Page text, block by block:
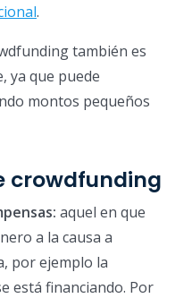
.
también es
ya que puede
montos pequeños
crowdfunding
aquel en que
a la causa a
por ejemplo la
está financiando. Por